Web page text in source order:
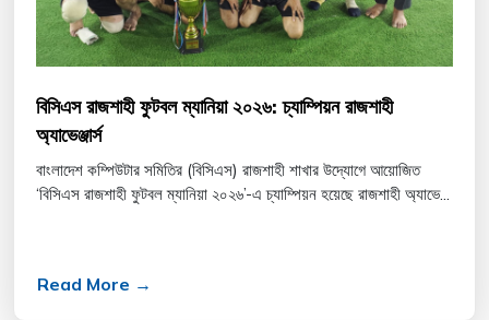
বিসিএস রাজশাহী ফুটবল ম্যানিয়া ২০২৬: চ্যাম্পিয়ন রাজশাহী
অ্যাভেঞ্জার্স
বাংলাদেশ কম্পিউটার সমিতির (বিসিএস) রাজশাহী শাখার উদ্যোগে আয়োজিত
‘বিসিএস রাজশাহী ফুটবল ম্যানিয়া ২০২৬’-এ চ্যাম্পিয়ন হয়েছে রাজশাহী অ্যাভে...
Read More →